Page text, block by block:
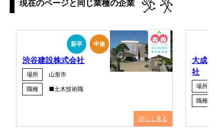
現在のページと同じ業種の企業
新卒 中途
渋谷建設株式会社
場所
山形市
職種
■土木技術職
詳しく見る
大成
社
場所
職種